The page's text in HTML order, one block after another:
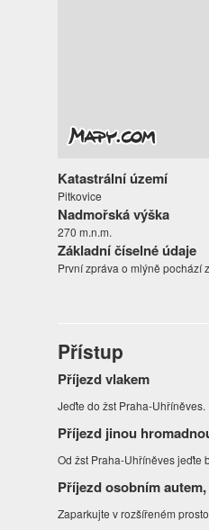
Katastrální území
Pitkovice
Nadmořská výška
270 m.n.m.
Základní číselné údaje
První zpráva o mlýně pochází
Přístup
Příjezd vlakem
Jeďte do žst Praha-Uhříněves.
Příjezd jinou
Od žst Praha-Uhříněves jeďte
Příjezd osobním
Zaparkujte v rozšířeném